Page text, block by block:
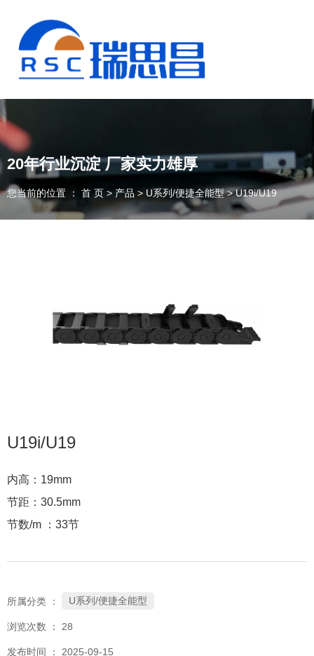
20年行业沉淀 厂家实力雄厚
您当前的位置 ： 首 页 > 产品 > U系列/便捷全能型 >U19i/U19
U19i/U19
内高：19mm
节距：30.5mm
节数/m ：33节
所属分类 ： U系列/便捷全能型
浏览次数 ： 28
发布时间 ： 2025-09-15